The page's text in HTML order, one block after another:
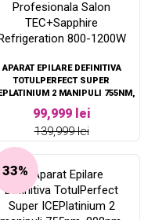
APARAT EPILARE DEFINITIVA
TOTULPERFECT SUPER
2 MANIPULI 755NM,
808NM, 1064NM DIODA LASER,
IMPULSURI, EPILARE
DEFINITIVA PROFESIONALA
REFRIGERATION 800-1200W
99,999 lei
139,999 lei
33%